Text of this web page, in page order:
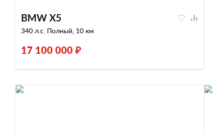
BMW X5
340 л.с. Полный, 10 км
17 100 000 ₽